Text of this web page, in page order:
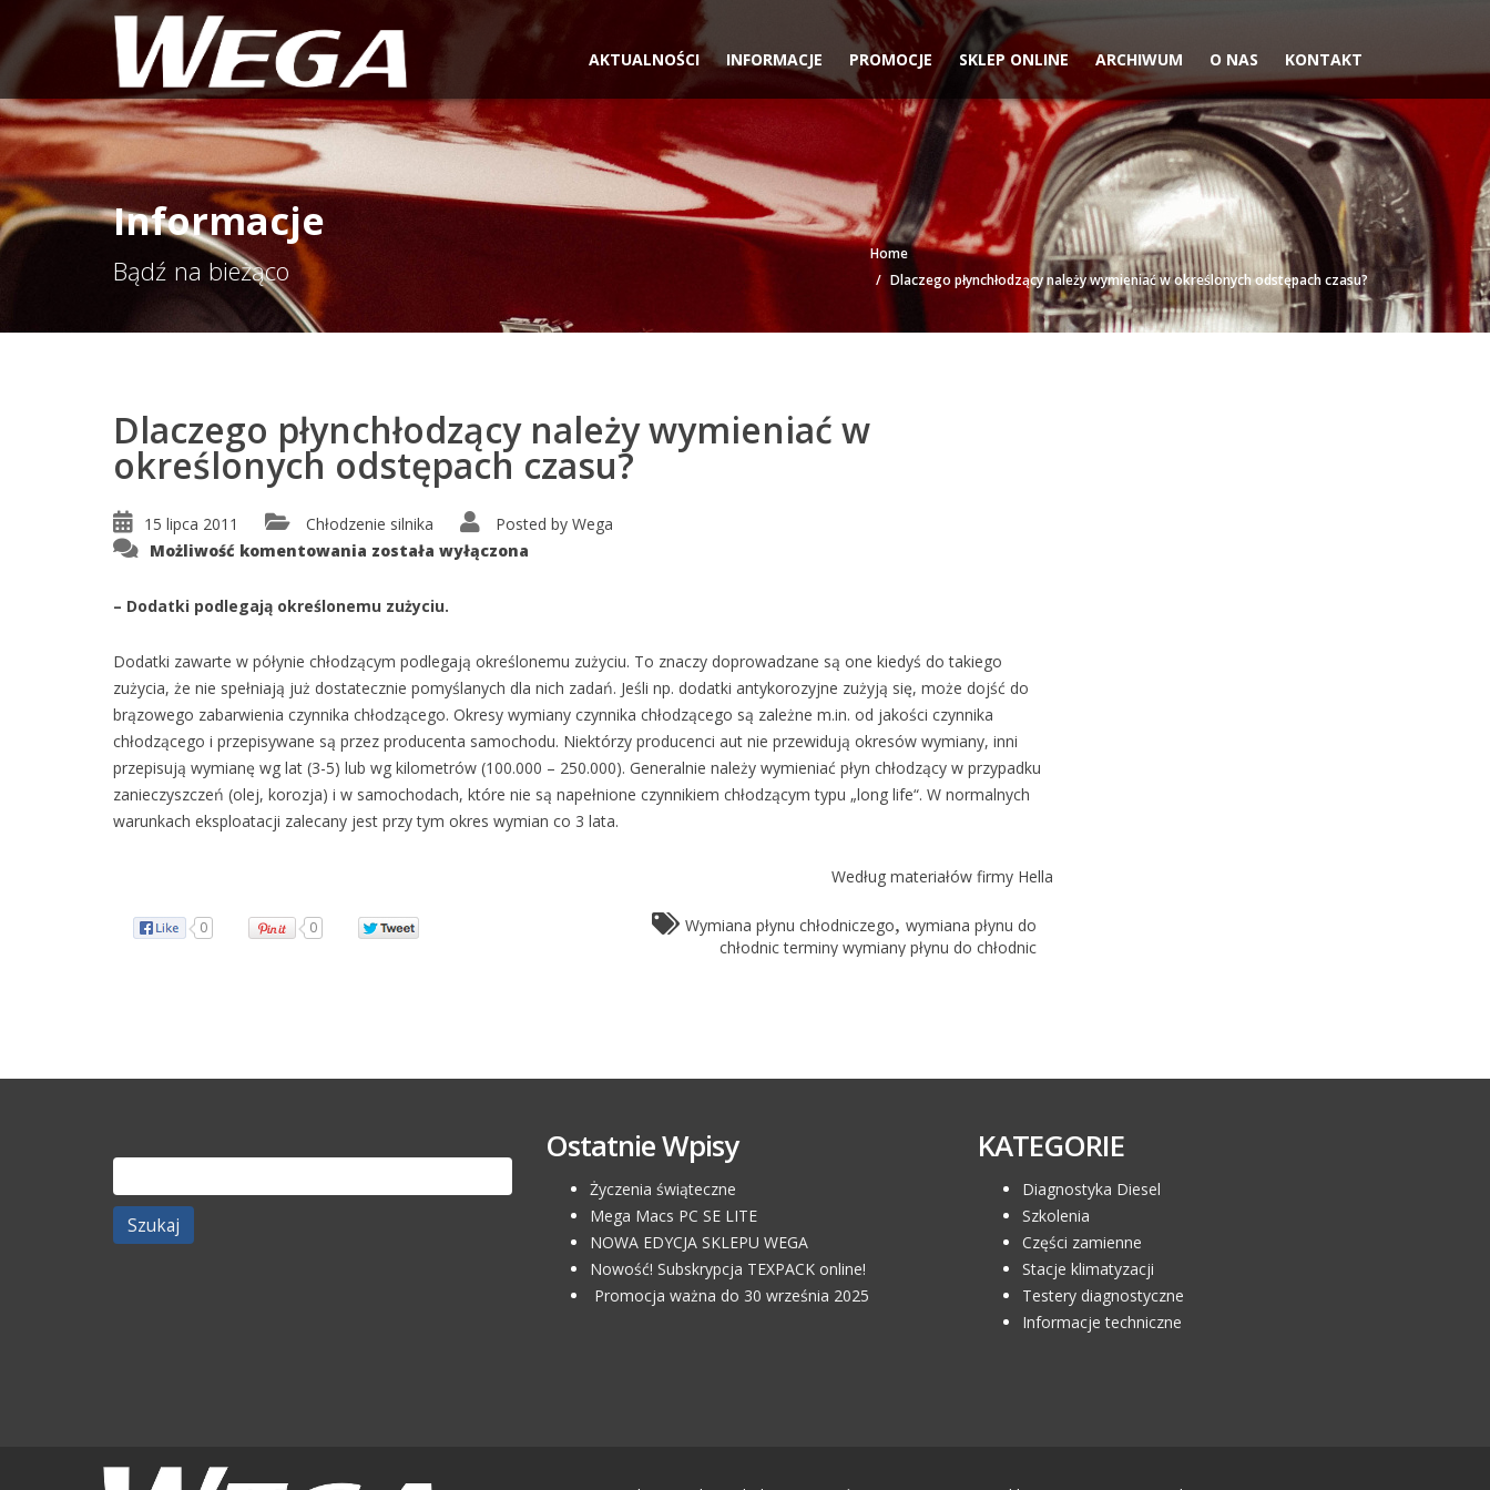
AKTUALNOŚCI INFORMACJE PROMOCJE SKLEP ONLINE ARCHIWUM O NAS KONTAKT
Informacje
Bądź na bieżąco
Home
Dlaczego płynchłodzący należy wymieniać w określonych odstępach czasu?
Dlaczego płynchłodzący należy wymieniać w
określonych odstępach czasu?
15 lipca 2011 Chłodzenie silnika Posted by Wega
Możliwość komentowania Dlaczego
płynchłodzący
w
określonych
czasu?
została wyłączona
– Dodatki podlegają określonemu zużyciu.
Dodatki zawarte w półynie chłodzącym podlegają określonemu zużyciu. To znaczy doprowadzane są one kiedyś do takiego
zużycia, że nie spełniają już dostatecznie pomyślanych dla nich zadań. Jeśli np. dodatki antykorozyjne zużyją się, może dojść do
brązowego zabarwienia czynnika chłodzącego. Okresy wymiany czynnika chłodzącego są zależne m.in. od jakości czynnika
chłodzącego i przepisywane są przez producenta samochodu. Niektórzy producenci aut nie przewidują okresów wymiany, inni
przepisują wymianę wg lat (3-5) lub wg kilometrów (100.000 – 250.000). Generalnie należy wymieniać płyn chłodzący w przypadku
zanieczyszczeń (olej, korozja) i w samochodach, które nie są napełnione czynnikiem chłodzącym typu „long life“. W normalnych
warunkach eksploatacji zalecany jest przy tym okres wymian co 3 lata.
Według materiałów firmy Hella
0 0 Wymiana płynu chłodniczego wymiana płynu do
chłodnic terminy wymiany płynu do chłodnic
Szukaj: Ostatnie Wpisy
Życzenia świąteczne
Mega Macs PC SE LITE
NOWA EDYCJA SKLEPU WEGA
Nowość! Subskrypcja TEXPACK online!
Promocja ważna do 30 września 2025
KATEGORIE
Diagnostyka Diesel
Szkolenia
Części zamienne
Stacje klimatyzacji
Testery diagnostyczne
Informacje techniczne